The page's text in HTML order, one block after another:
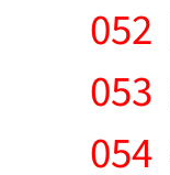
052
053
054